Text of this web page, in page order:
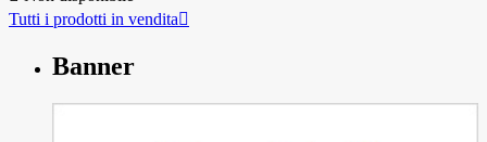
Tutti i prodotti in vendita
Banner